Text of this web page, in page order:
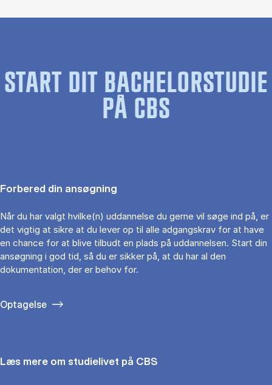
START DIT BACHELORSTUDIE
PÅ CBS
Forbered din ansøgning
Når du har valgt hvilke(n) uddannelse du gerne vil søge ind på, er
det vigtig at sikre at du lever op til alle adgangskrav for at have
en chance for at blive tilbudt en plads på uddannelsen. Start din
ansøgning i god tid, så du er sikker på, at du har al den
dokumentation, der er behov for.
Optagelse
Læs mere om studielivet på CBS